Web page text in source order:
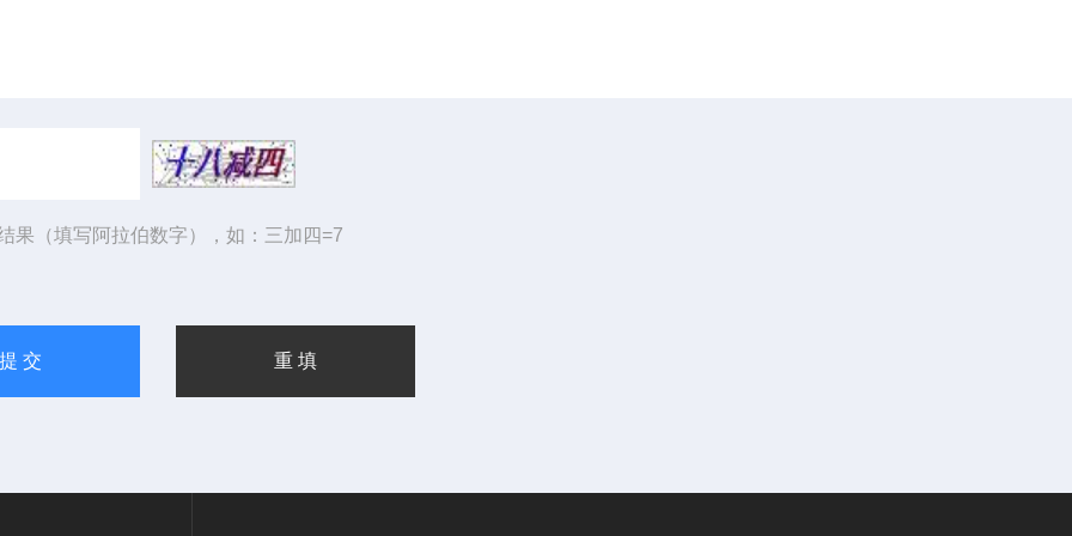
果（填写阿拉伯数字），如：三加四=7